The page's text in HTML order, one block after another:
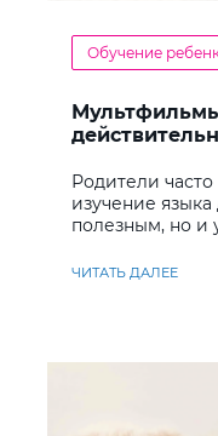
Обучение
Родители
изучение
полезным, но и
ЧИТАТЬ ДАЛЕЕ